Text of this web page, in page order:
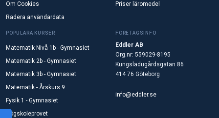
Om Cookies
Radera användardata
Priser läromedel
POPULÄRA KURSER
Matematik Nivå 1b - Gymnasiet
Matematik 2b - Gymnasiet
Matematik 3b - Gymnasiet
Matematik - Årskurs 9
Fysik 1 - Gymnasiet
Högskoleprovet
FÖRETAGSINFO
Eddler AB
Org.nr: 559029-8195
Kungsladugårdsgatan 86
414 76 Göteborg
info@eddler.se